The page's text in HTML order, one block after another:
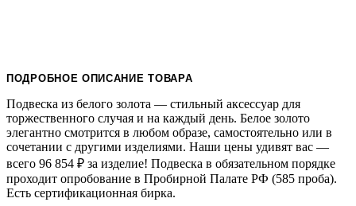
ПОДРОБНОЕ ОПИСАНИЕ ТОВАРА
Подвеска из белого золота — стильный аксессуар для
торжественного случая и на каждый день. Белое золото
элегантно смотрится в любом образе, самостоятельно или в
сочетании с другими изделиями. Наши цены удивят вас —
всего 96 854 ₽ за изделие! Подвеска в обязательном порядке
проходит опробование в Пробирной Палате РФ (585 проба).
Есть сертификационная бирка.